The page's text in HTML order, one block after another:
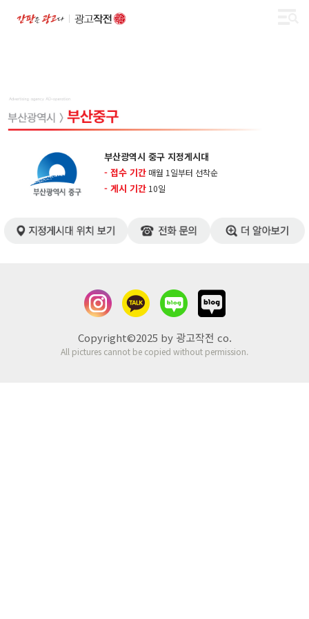
부산광역시 중구 지정게시대
- 접수 기간 매월 1일부터 선착순
- 게시 기간 ​10일
Copyright©2025 by 광고작전 co.
All pictures cannot be copied without permission.